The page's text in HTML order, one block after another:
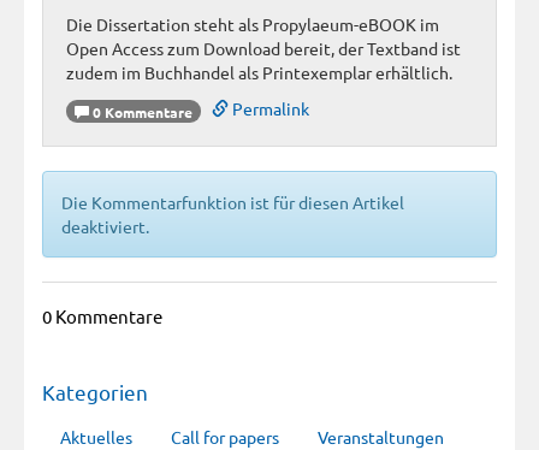
Die Dissertation steht als Propylaeum-eBOOK im
Open Access zum Download bereit, der Textband ist
zudem im Buchhandel als Printexemplar erhältlich.
0 Kommentare Permalink
Die Kommentarfunktion ist für diesen Artikel
deaktiviert.
0 Kommentare
Kategorien
Aktuelles Call for papers Veranstaltungen